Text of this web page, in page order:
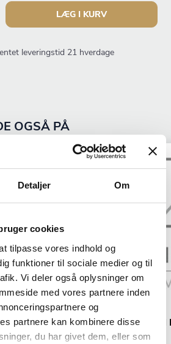
Detaljer Om
cookies
tilpasse vores indhold og
funktioner til sociale medier og til
Vi deler også oplysninger om
med vores partnere inden
og
partnere kan kombinere disse
du har givet dem, eller som
LÆG I KURV
leveringstid 21 hverdage
OGSÅ PÅ
Tilbud
Spisegaffel